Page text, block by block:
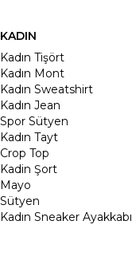
KADIN
Kadın Tişört
Kadın Mont
Kadın Sweatshirt
Kadın Jean
Spor Sütyen
Kadın Tayt
Crop Top
Kadin Şort
Mayo
Sütyen
Kadın Sneaker Ayakkabı